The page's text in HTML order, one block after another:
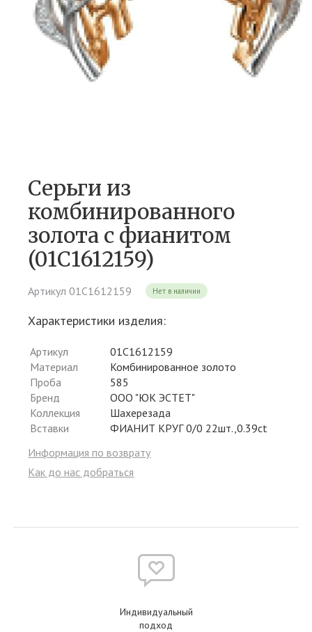
Серьги из
комбинированного
золота c фианитом
(01С1612159)
Артикул 01С1612159 Нет в наличии
Характеристики изделия:
Артикул
01С1612159
Материал
Комбинированное золото
Проба
585
Бренд
ООО "ЮК ЭСТЕТ"
Коллекция
Шахерезада
Вставки
ФИАНИТ КРУГ 0/0 22шт.,0.39ct
Информация по возврату
Как до нас добраться
Индивидуальный
подход